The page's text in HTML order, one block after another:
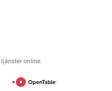
online.